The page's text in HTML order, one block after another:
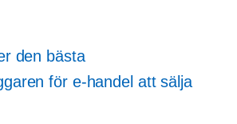
den bästa
för e-handel att sälja